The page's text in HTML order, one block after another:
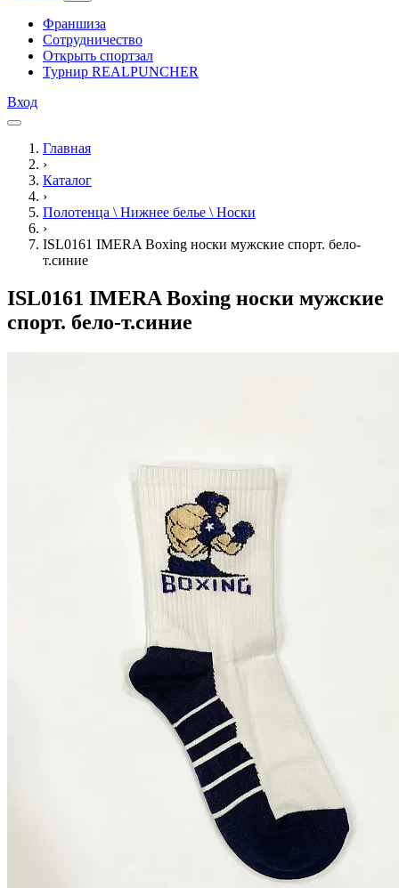
Франшиза
Сотрудничество
Открыть спортзал
Турнир REALPUNCHER
Вход
Главная
›
Каталог
›
Полотенца \ Нижнее белье \ Носки
›
ISL0161 IMERA Boxing носки мужские спорт. бело-
т.синие
ISL0161 IMERA Boxing носки мужские
спорт. бело-т.синие